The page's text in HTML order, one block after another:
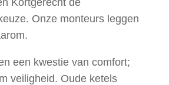
Onze monteurs leggen
een kwestie van comfort;
veiligheid. Oude ketels